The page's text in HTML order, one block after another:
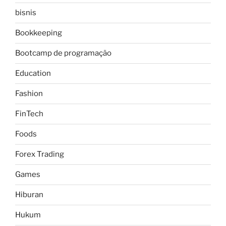
bisnis
Bookkeeping
Bootcamp de programação
Education
Fashion
FinTech
Foods
Forex Trading
Games
Hiburan
Hukum